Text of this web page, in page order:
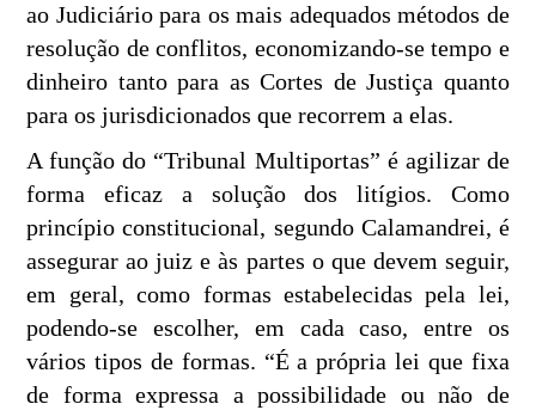
ao Judiciário para os mais adequados métodos de
resolução de conflitos, economizando-se tempo e
dinheiro tanto para as Cortes de Justiça quanto
para os jurisdicionados que recorrem a elas.
A função do “Tribunal Multiportas” é agilizar de
forma eficaz a solução dos litígios. Como
princípio constitucional, segundo Calamandrei, é
assegurar ao juiz e às partes o que devem seguir,
em geral, como formas estabelecidas pela lei,
podendo-se escolher, em cada caso, entre os
vários tipos de formas. “É a própria lei que fixa
de forma expressa a possibilidade ou não de